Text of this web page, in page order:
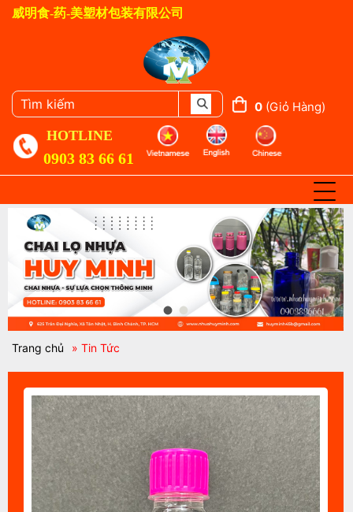
威明食-药-美塑材包装有限公司
0 (giỏ Hàng)
HOTLINE
0903 83 66 61
Trang chủ » Tin Tức